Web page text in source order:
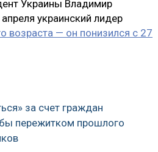
Украины Владимир
украинский лидер
возраста — он понизился с 27
за счет граждан
пережитком прошлого